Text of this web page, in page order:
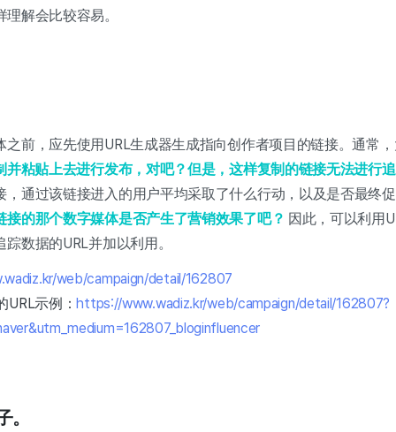
理解会比较容易。
之前，应先使用URL生成器生成指向创作者项目的链接。通常
并粘贴上去进行发布，对吧？但是，这样复制的链接无法进行
，通过该链接进入的用户平均采取了什么行动，以及是否最终
接的那个数字媒体是否产生了营销效果了吧？ 因此，可以利用
数据的URL并加以利用。
web/campaign/detail/162807
URL示例：https://www.wadiz.kr/web/campaign/detail/162807?